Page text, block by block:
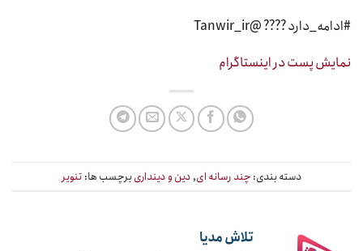
#ادامه_دارد ???? @Tanwir_ir
نمایش پست در اینستاگرام
دسته بندی: چند رسانه ای, دین و دینداریبرچسب ها: تنویر
تلاش مدیا